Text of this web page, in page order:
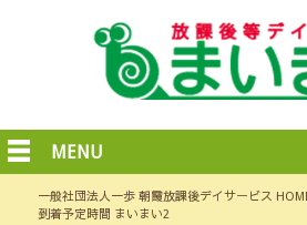
MENU
一般社団法人一歩 朝霞放課後デイサービス
到着予定時間 まいまい2